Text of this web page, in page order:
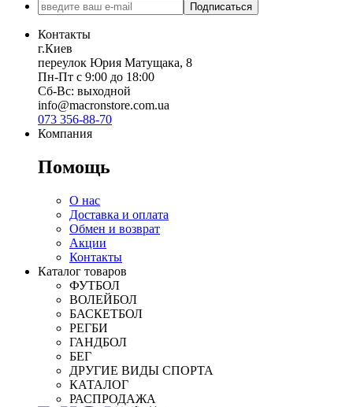
Подписаться
Контакты
г.Киев
переулок Юрия Матущака, 8
Пн-Пт с 9:00 до 18:00
Сб-Вс: выходной
info@macronstore.com.ua
073 356-88-70
Компания
Помощь
О нас
Доставка и оплата
Обмен и возврат
Акции
Контакты
Каталог товаров
ФУТБОЛ
ВОЛЕЙБОЛ
БАСКЕТБОЛ
РЕГБИ
ГАНДБОЛ
БЕГ
ДРУГИЕ ВИДЫ СПОРТА
КАТАЛОГ
РАСПРОДАЖА